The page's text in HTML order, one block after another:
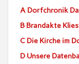
A Dorfchronik
B Brandakte
C Die Kirche im
D Unsere